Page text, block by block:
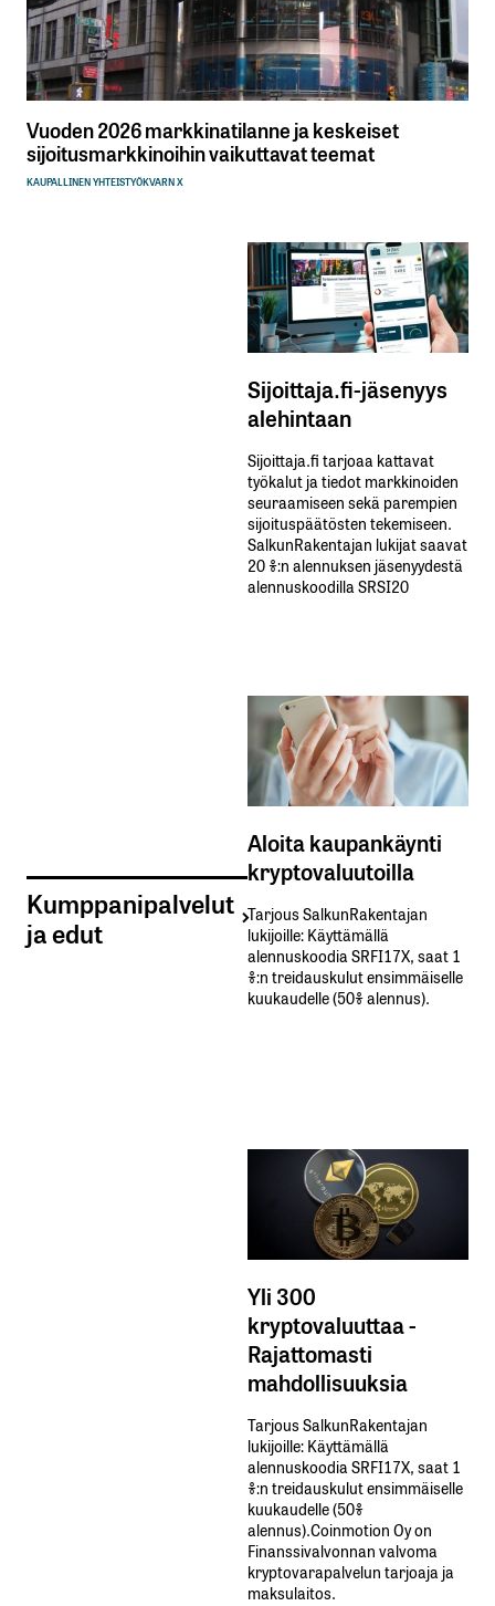
Vuoden 2026 markkinatilanne ja keskeiset
sijoitusmarkkinoihin vaikuttavat teemat
KAUPALLINEN YHTEISTYÖKVARN X
Kumppanipalvelut
ja edut
Sijoittaja.fi-jäsenyys
alehintaan
Sijoittaja.fi tarjoaa kattavat
työkalut ja tiedot markkinoiden
seuraamiseen sekä parempien
sijoituspäätösten tekemiseen.
SalkunRakentajan lukijat saavat
20 %:n alennuksen jäsenyydestä
alennuskoodilla SRSI20
Aloita kaupankäynti
kryptovaluutoilla
Tarjous SalkunRakentajan
lukijoille: Käyttämällä​ ​
alennuskoodia​ ​SRFI17X,​ ​saat​ ​1
%:n treidauskulut​ ​ensimmäiselle​ ​
kuukaudelle​ ​(50%​ ​alennus).
Yli 300
kryptovaluuttaa -
Rajattomasti
mahdollisuuksia
Tarjous SalkunRakentajan
lukijoille: Käyttämällä​ ​
alennuskoodia​ ​SRFI17X,​ ​saat​ ​1
%:n treidauskulut​ ​ensimmäiselle​ ​
kuukaudelle​ ​(50%​ ​
alennus).Coinmotion Oy on
Finanssivalvonnan valvoma
kryptovarapalvelun tarjoaja ja
maksulaitos.